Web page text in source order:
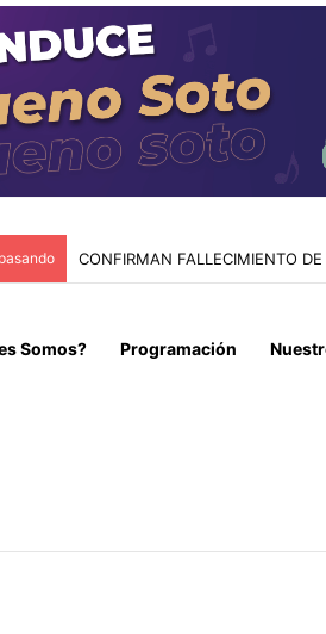
TRAGEDIA MINERA EN TIERRA
Somos? Programación